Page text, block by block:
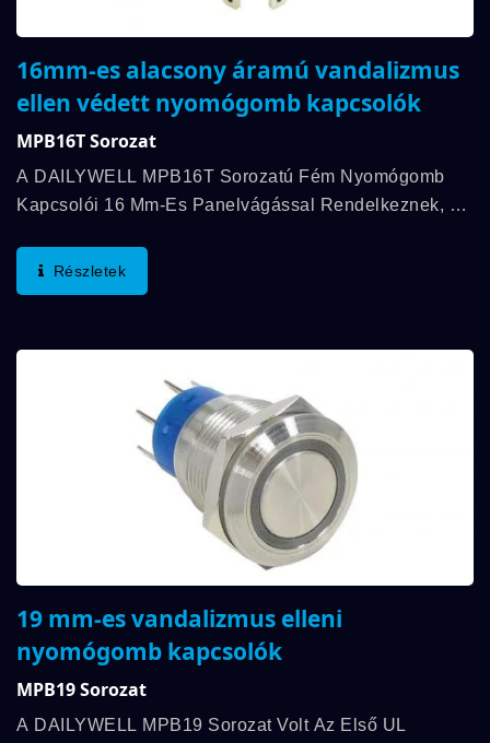
16mm-es alacsony áramú vandalizmus
ellen védett nyomógomb kapcsolók
MPB16T Sorozat
A DAILYWELL MPB16T Sorozatú Fém Nyomógomb
Kapcsolói 16 Mm-Es Panelvágással Rendelkeznek, És
Pontos És Megbízható Működést Igényelnek....
Részletek
19 mm-es vandalizmus elleni
nyomógomb kapcsolók
MPB19 Sorozat
A DAILYWELL MPB19 Sorozat Volt Az Első UL